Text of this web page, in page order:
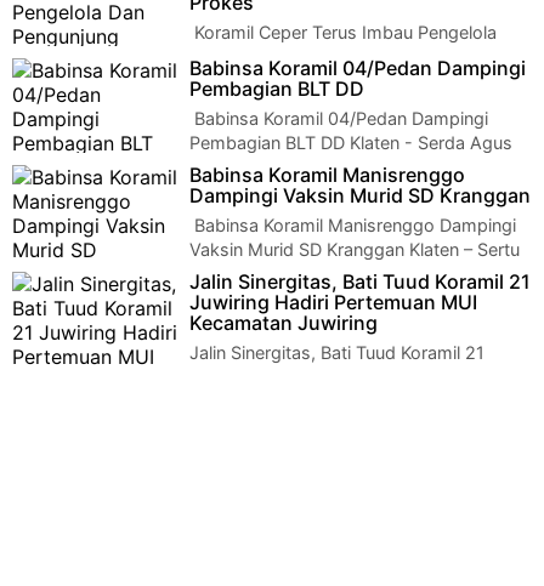
Koramil Ceper Terus Imbau Pengelola
Dan Pengunjung Patuhi Prokes Klaten - Di
Toserba Ceper Senin, (09/11/2020) Anggota…
Babinsa Koramil 04/Pedan Dampingi
Pembagian BLT DD
Babinsa Koramil 04/Pedan Dampingi
Pembagian BLT DD Klaten - Serda Agus
Tri Gunanto babinsa koramil 04/pedan kodim 0723/…
Babinsa Koramil Manisrenggo
Dampingi Vaksin Murid SD Kranggan
Babinsa Koramil Manisrenggo Dampingi
Vaksin Murid SD Kranggan Klaten – Sertu
M Ali Babinsa Koramil 12/Manisrenggo Kodim…
Jalin Sinergitas, Bati Tuud Koramil 21
Juwiring Hadiri Pertemuan MUI
Kecamatan Juwiring
Jalin Sinergitas, Bati Tuud Koramil 21